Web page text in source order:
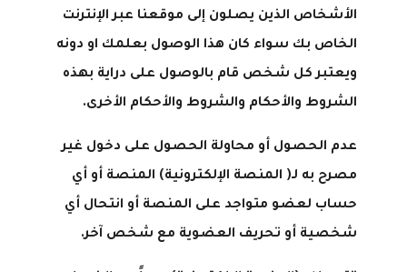
الأشخاص الذين يصلون إلى موقعنا عبر الإنترنت
الخاص بك سواء كان هذا الوصول بعلمك او دونه
ويعتبر كل شخص قام بالوصول على دراية بهذه
الشروط والأحكام والشروط والأحكام الأخرى.
عدم الحصول أو محاولة الحصول على دخول غير
مصرح به لـ( المنصة الإلكترونية) المنصة أو أي
حساب لعضو متواجد على المنصة أو انتحال أي
شخصية أو تحريف العضوية مع شخص آخر.